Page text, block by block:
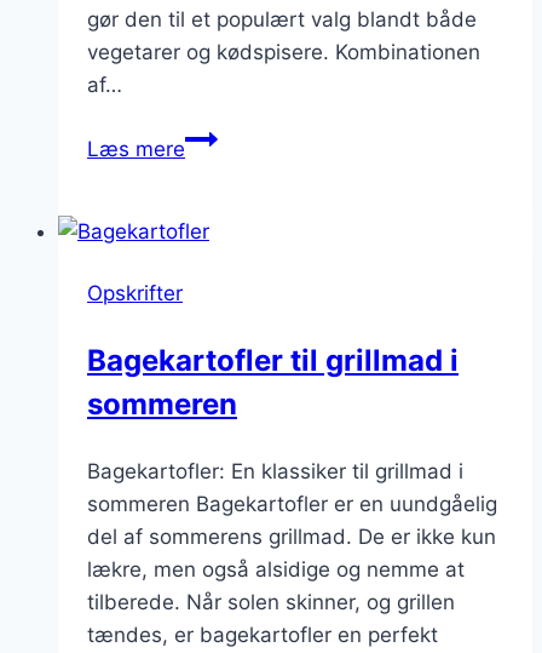
gør den til et populært valg blandt både
vegetarer og kødspisere. Kombinationen
af…
Læs mereBagekartofler
og
Opskrifter
Bagekartofler til grillmad i
sommeren
Bagekartofler: En klassiker til grillmad i
sommeren Bagekartofler er en uundgåelig
del af sommerens grillmad. De er ikke kun
lækre, men også alsidige og nemme at
tilberede. Når solen skinner, og grillen
tændes, er bagekartofler en perfekt